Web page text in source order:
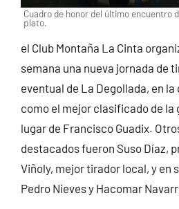
Cuadro de honor del último encuentro
plato.
el Club Montaña La Cinta
semana una nueva jornada de
eventual de La Degollada, en
como el mejor clasificado de la
lugar de Francisco Guadix.
destacados fueron Suso Díaz,
Viñoly, mejor tirador local, y en
Pedro Nieves y Hacomar